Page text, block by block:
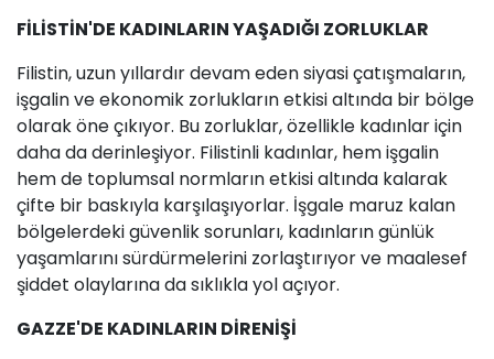
FİLİSTİN'DE KADINLARIN YAŞADIĞI ZORLUKLAR
Filistin, uzun yıllardır devam eden siyasi çatışmaların,
işgalin ve ekonomik zorlukların etkisi altında bir bölge
olarak öne çıkıyor. Bu zorluklar, özellikle kadınlar için
daha da derinleşiyor. Filistinli kadınlar, hem işgalin
hem de toplumsal normların etkisi altında kalarak
çifte bir baskıyla karşılaşıyorlar. İşgale maruz kalan
bölgelerdeki güvenlik sorunları, kadınların günlük
yaşamlarını sürdürmelerini zorlaştırıyor ve maalesef
şiddet olaylarına da sıklıkla yol açıyor.
GAZZE'DE KADINLARIN DİRENİŞİ